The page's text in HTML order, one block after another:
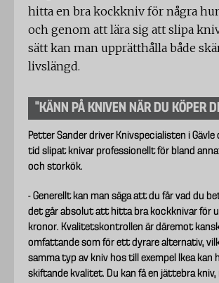
hitta en bra kockkniv för några
och genom att lära sig att slipa
sätt kan man upprätthålla både
livslängd.
”KÄNN PÅ KNIVEN NÄR DU KÖPER
Petter Sander driver Knivspecialisten i Gävle
tid slipat knivar professionellt för bland
och storkök.
- Generellt kan man säga att du får vad du
det går absolut att hitta bra kockknivar för
kronor. Kvalitetskontrollen är däremot
omfattande som för ett dyrare alternativ,
samma typ av kniv hos till exempel Ikea kan
skiftande kvalitet. Du kan få en jättebra kniv,